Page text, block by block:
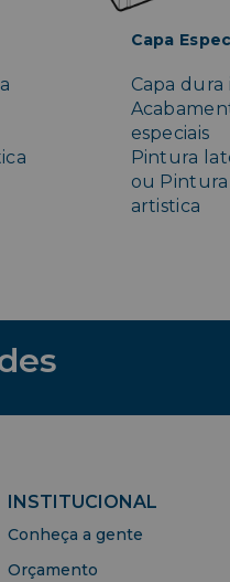
Capa
Capa dura
especiais
Pintura
ou Pintura
artistica
INSTITUCIONAL
Conheça a gente
Orçamento